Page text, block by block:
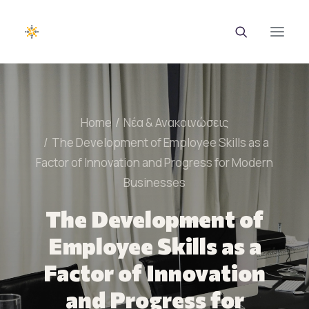
EUROTRAINING
ΣΑΕΚ
Σεμινάρια
Ευρωπαϊκά Προγράμματα
Εθνικά Προγράμματα
Voucher
Νέα & Ανακοινώσεις
Home
Νέα & Ανακοινώσεις
The Development of Employee Skills as a
Factor of Innovation and Progress for Modern
Businesses
The Development of
Employee Skills as a
Factor of Innovation
and Progress for